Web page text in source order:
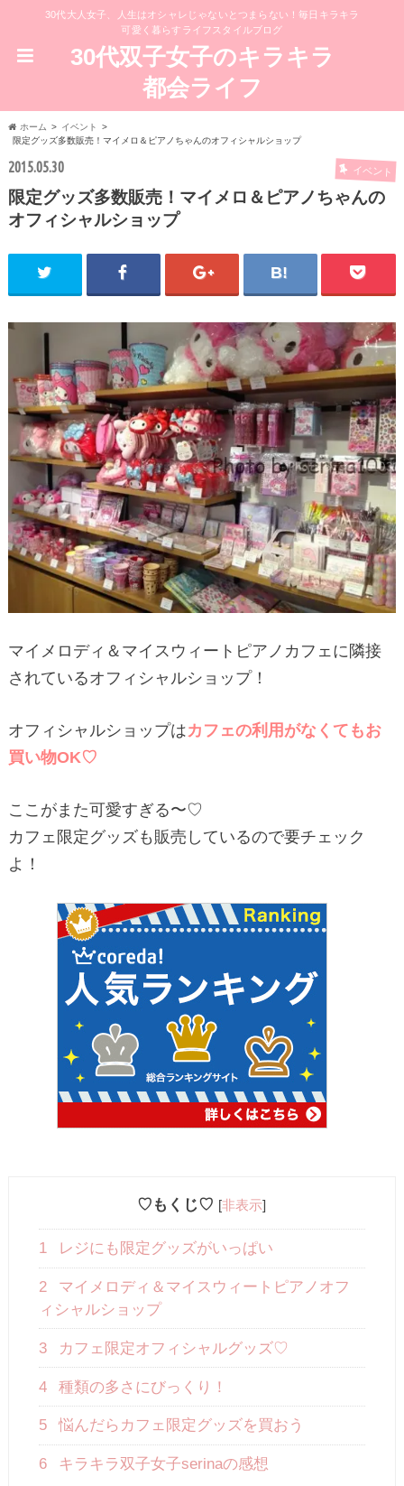
30代大人女子、人生はオシャレじゃないとつまらない！毎日キラキラ
可愛く暮らすライフスタイルブログ
30代双子女子のキラキラ
都会ライフ
ホーム
イベント
限定グッズ多数販売！マイメロ＆ピアノちゃんのオフィシャルショップ
2015.05.30 イベント
限定グッズ多数販売！マイメロ＆ピアノちゃんの
オフィシャルショップ
マイメロディ＆マイスウィートピアノカフェに隣接
されているオフィシャルショップ！
オフィシャルショップはカフェの利用がなくてもお
買い物OK♡
ここがまた可愛すぎる〜♡
カフェ限定グッズも販売しているので要チェック
よ！
♡もくじ♡ [非表示]
1 レジにも限定グッズがいっぱい
2
マイメロディ＆マイスウィートピアノオフ
ィシャルショップ
3 カフェ限定オフィシャルグッズ♡
4 種類の多さにびっくり！
5 悩んだらカフェ限定グッズを買おう
6 キラキラ双子女子serinaの感想